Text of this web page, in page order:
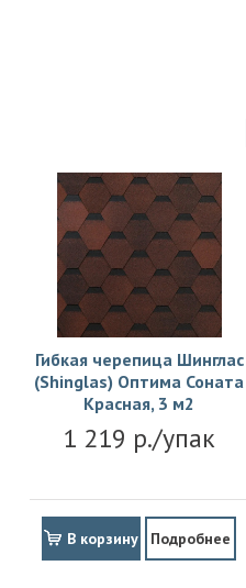
Гибкая черепица Шинглас
(Shinglas) Оптима Соната
Красная, 3 м2
1 219 р./упак
В корзину Подробнее